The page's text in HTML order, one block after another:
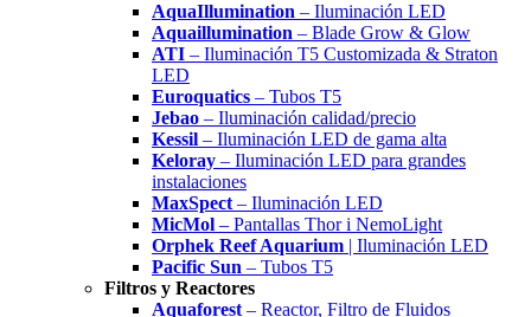
AquaIllumination – Iluminación LED
Aquaillumination – Blade Grow & Glow
ATI – Iluminación T5 Customizada & Straton
LED
Euroquatics – Tubos T5
Jebao – Iluminación calidad/precio
Kessil – Iluminación LED de gama alta
Keloray – Iluminación LED para grandes
instalaciones
MaxSpect – Iluminación LED
MicMol – Pantallas Thor i NemoLight
Orphek Reef Aquarium | Iluminación LED
Pacific Sun – Tubos T5
Filtros y Reactores
Aquaforest – Reactor, Filtro de Fluidos